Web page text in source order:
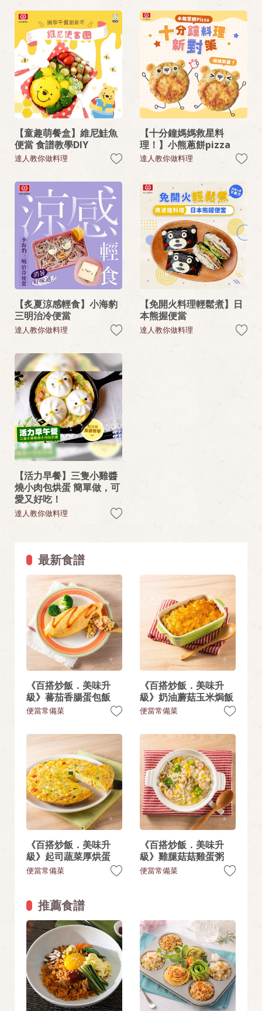
【童趣萌餐盒】維尼鮭魚
便當 食譜教學DIY
達人教你做料理
【十分鐘媽媽救星料
理！】小熊蔥餅pizza
達人教你做料理
【炙夏涼感輕食】小海豹
三明治冷便當
達人教你做料理
【免開火料理輕鬆煮】日
本熊握便當
達人教你做料理
【活力早餐】三隻小雞醬
燒小肉包烘蛋 簡單做，可
愛又好吃！
達人教你做料理
最新食譜
《百搭炒飯．美味升
級》蕃茄香腸蛋包飯
便當常備菜
《百搭炒飯．美味升
級》奶油蘑菇玉米焗飯
便當常備菜
《百搭炒飯．美味升
級》起司蔬菜厚烘蛋
便當常備菜
《百搭炒飯．美味升
級》雞腿菇菇雞蛋粥
便當常備菜
推薦食譜